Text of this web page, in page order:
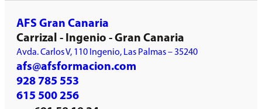
AFS Gran Canaria
Carrizal - Ingenio - Gran Canaria
Avda. Carlos V, 110 Ingenio, Las Palmas – 35240
afs@afsformacion.com
928 785 553
615 500 256